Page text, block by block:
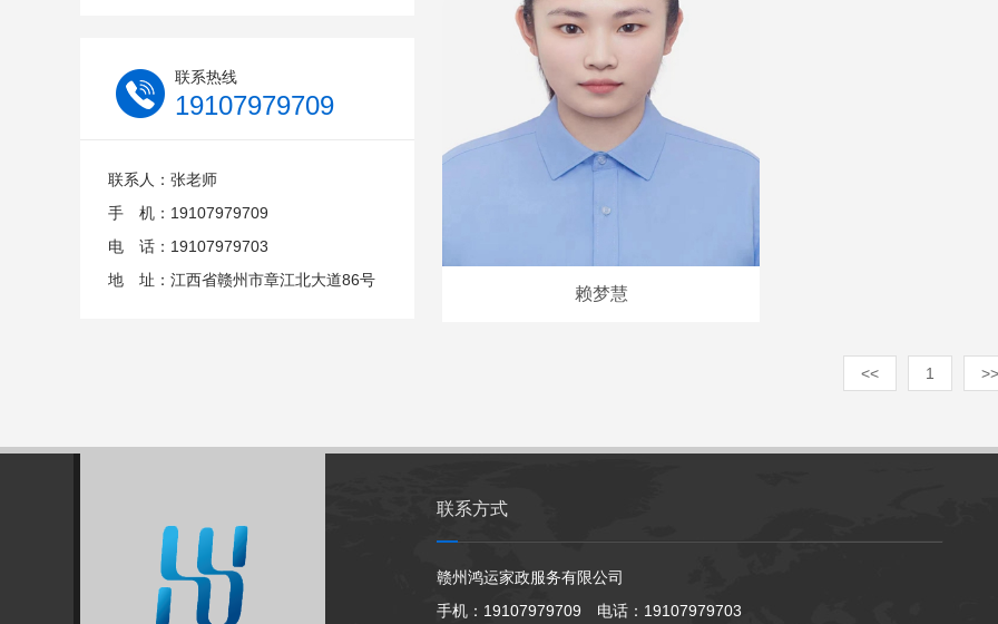
联系热线
19107979709
联系人：张老师
手 机：19107979709
电 话：19107979703
地 址：江西省赣州市章江北大道86号
赖梦慧
<< 1 >>
联系方式
赣州鸿运家政服务有限公司
手机：19107979709 电话：19107979703